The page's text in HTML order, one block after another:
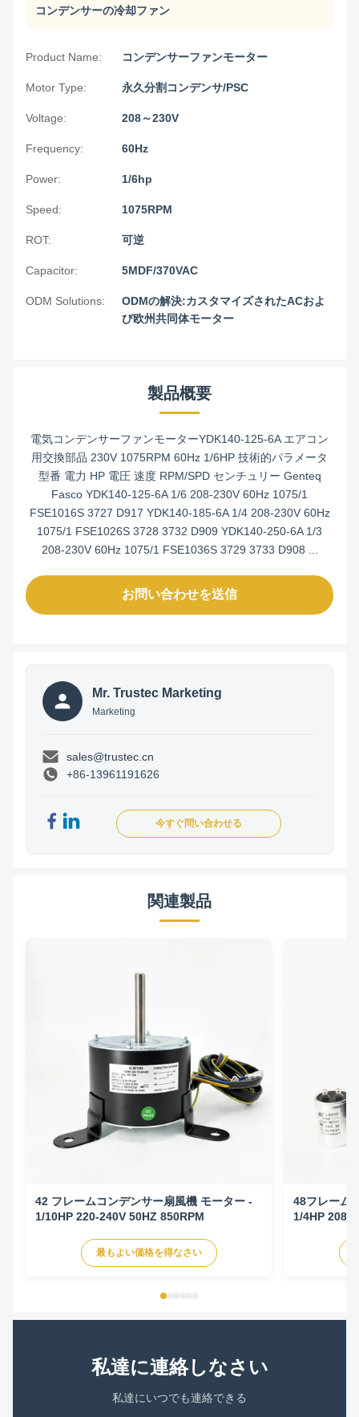
コンデンサーの冷却ファン
Product Name: コンデンサーファンモーター
Motor Type: 永久分割コンデンサ/PSC
Voltage: 208～230V
Frequency: 60Hz
Power: 1/6hp
Speed: 1075RPM
ROT: 可逆
Capacitor: 5MDF/370VAC
ODM Solutions:
ODMの解決:カスタマイズされたACおよ
び欧州共同体モーター
製品概要
電気コンデンサーファンモーターYDK140-125-6A エアコン
用交換部品 230V 1075RPM 60Hz 1/6HP 技術的パラメータ
型番 電力 HP 電圧 速度 RPM/SPD センチュリー Genteq
Fasco YDK140-125-6A 1/6 208-230V 60Hz 1075/1
FSE1016S 3727 D917 YDK140-185-6A 1/4 208-230V 60Hz
1075/1 FSE1026S 3728 3732 D909 YDK140-250-6A 1/3
208-230V 60Hz 1075/1 FSE1036S 3729 3733 D908 ...
お問い合わせを送信
Mr. Trustec Marketing
Marketing
sales@trustec.cn
+86-13961191626
今すぐ問い合わせる
関連製品
42 フレームコンデンサー扇風機 モーター -
1/10HP 220-240V 50HZ 850RPM
最もよい価格を得なさい
48フレーム
1/4HP 208/
私達に連絡しなさい
私達にいつでも連絡できる